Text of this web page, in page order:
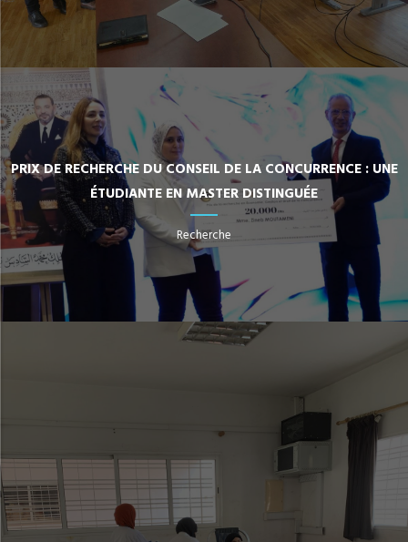
PRIX DE RECHERCHE DU CONSEIL DE LA CONCURRENCE : UNE
ÉTUDIANTE EN MASTER DISTINGUÉE
Recherche